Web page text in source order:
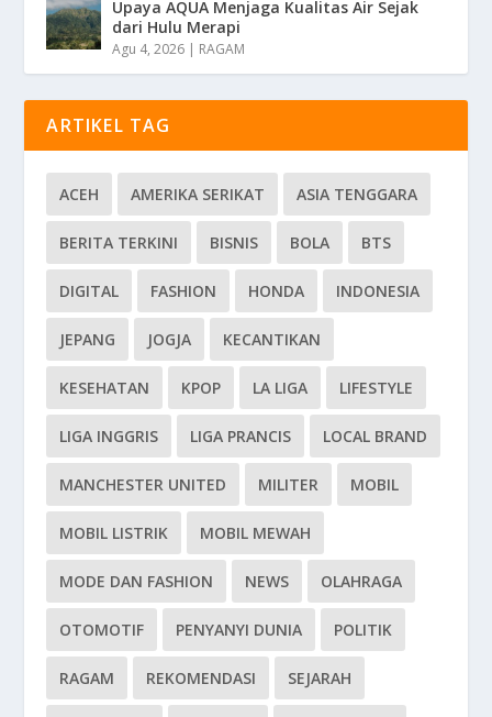
Upaya AQUA Menjaga Kualitas Air Sejak
dari Hulu Merapi
Agu 4, 2026 | RAGAM
ARTIKEL TAG
ACEH AMERIKA SERIKAT ASIA TENGGARA
BERITA TERKINI BISNIS BOLA BTS
DIGITAL FASHION HONDA INDONESIA
JEPANG JOGJA KECANTIKAN
KESEHATAN KPOP LA LIGA LIFESTYLE
LIGA INGGRIS LIGA PRANCIS LOCAL BRAND
MANCHESTER UNITED MILITER MOBIL
MOBIL LISTRIK MOBIL MEWAH
MODE DAN FASHION NEWS OLAHRAGA
OTOMOTIF PENYANYI DUNIA POLITIK
RAGAM REKOMENDASI SEJARAH